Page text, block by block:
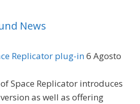
News
Replicator plug-in6 Agosto
Space Replicator introduces
as well as offering